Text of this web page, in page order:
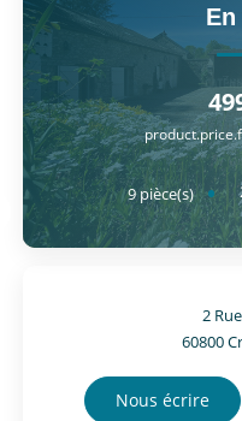
9pièce(s)
2
60800
Nous écrire